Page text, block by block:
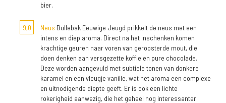
bier.
9,0 Neus Bullebak Eeuwige Jeugd prikkelt de neus met een
intens en diep aroma. Direct na het inschenken komen
krachtige geuren naar voren van geroosterde mout, die
doen denken aan versgezette koffie en pure chocolade.
Deze worden aangevuld met subtiele tonen van donkere
karamel en een vleugje vanille, wat het aroma een complexe
en uitnodigende diepte geeft. Er is ook een lichte
rokerigheid aanwezig, die het geheel nog interessanter